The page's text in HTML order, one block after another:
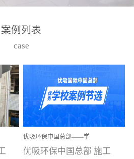
高技能的团队。汇聚了众
取得了多项产品技术专利
和多项国家版权局著作
权，获得高新技术企业称
号。生产优势自主生产自
给自足，优吸公司于2015
在广州番禺区成功建立产
品线生产基地，工厂拥有
案例列表
case
优吸环保中国总部——学
校施工案例(节选)
优吸环保中国总部 施工